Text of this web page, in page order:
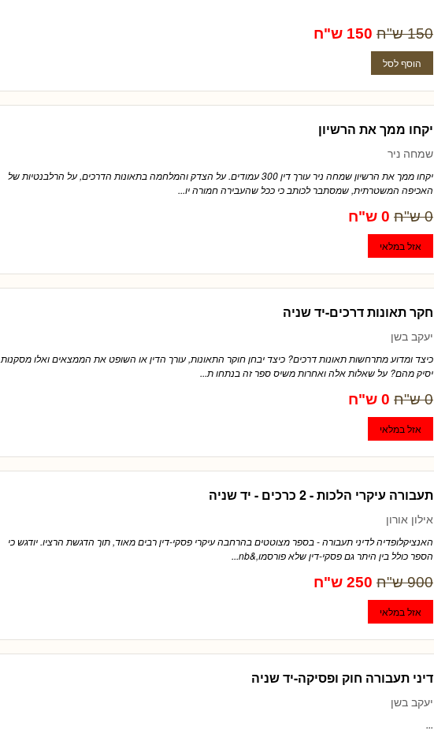
150 ש"ח 150 ש"ח
יקחו ממך את הרשיון
שמחה ניר
יקחו ממך את הרשיון שמחה ניר עורך דין 300 עמודים. על הצדק והמלחמה בתאונות הדרכים, על הרלבנטיות של
האכיפה המשטרתית, שמסתבר לכותב כי ככל שהעבירה חמורה יו...
0 ש"ח 0 ש"ח
חקר תאונות דרכים-יד שניה
יעקב בשן
כיצד ומדוע מתרחשות תאונות דרכים? כיצד יבחן חוקר התאונות, עורך הדין או השופט את הממצאים ואלו מסקנות
יסיק מהם? על שאלות אלה ואחרות משיס ספר זה בנתחו ת...
0 ש"ח 0 ש"ח
תעבורה עיקרי הלכות - 2 כרכים - יד שניה
אילון אורון
האנציקלופדיה לדיני תעבורה - בספר מצוטטים בהרחבה עיקרי פסקי-דין רבים מאוד, תוך הדגשת הרציו. יודגש כי
הספר כולל בין היתר גם פסקי-דין שלא פורסמו,&nb...
900 ש"ח 250 ש"ח
דיני תעבורה חוק ופסיקה-יד שניה
יעקב בשן
...